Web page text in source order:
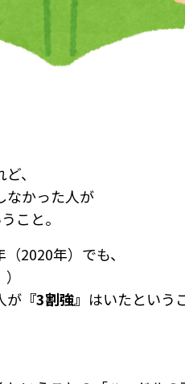
、
なかった人が
こと。
2020年）でも、
が 『3割強』 はいたという